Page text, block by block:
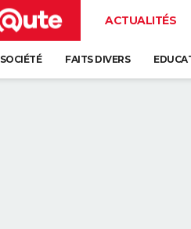
ACTUALITÉS
SOCIÉTÉ FAITS DIVERS